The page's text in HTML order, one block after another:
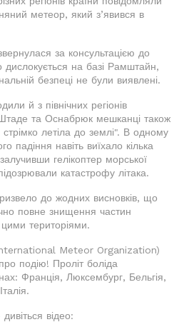
метеор, який з’явився в
за консультацією до
дислокується на базі Рамштайн,
безпеці не були виявлені.
й з північних регіонів
та Оснабрюк мешканці також
летіла до землі". В одному
падіння навіть виїхало кілька
залучивши гелікоптер морської
катастрофу літака.
до жодних висновків, що
повне знищення частин
територіями.
Meteor Organization)
подію! Проліт боліда
Франція, Люксембург, Бельгія,
відео: